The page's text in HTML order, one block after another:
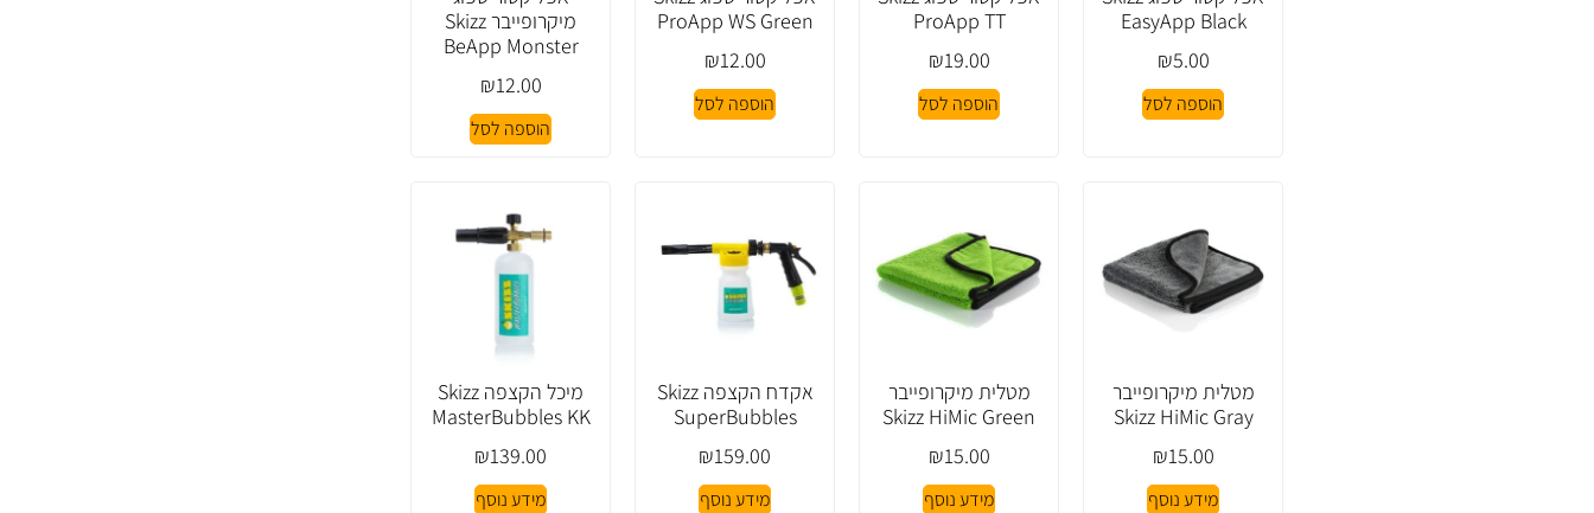
EasyApp Black
₪5.00
הוספה לסל
ProApp TT
₪19.00
הוספה לסל
ProApp WS Green
₪12.00
הוספה לסל
מיקרופייבר Skizz
BeApp Monster
₪12.00
הוספה לסל
מטלית מיקרופייבר
Skizz HiMic Gray
₪15.00
מידע נוסף
מטלית מיקרופייבר
Skizz HiMic Green
₪15.00
מידע נוסף
אקדח הקצפה Skizz
SuperBubbles
₪159.00
מידע נוסף
מיכל הקצפה Skizz
MasterBubbles KK
₪139.00
מידע נוסף